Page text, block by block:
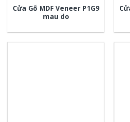
Cửa Gỗ MDF Veneer P1G9
mau do